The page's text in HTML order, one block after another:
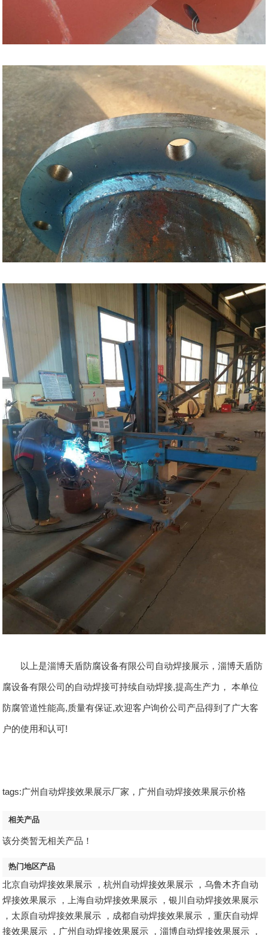
以上是淄博天盾防腐设备有限公司自动焊接展示，淄博天盾防
腐设备有限公司的自动焊接可持续自动焊接,提高生产力， 本单位
防腐管道性能高,质量有保证,欢迎客户询价公司产品得到了广大客
户的使用和认可!
tags:广州自动焊接效果展示厂家，广州自动焊接效果展示价格
相关产品
该分类暂无相关产品！
热门地区产品
北京自动焊接效果展示 ，杭州自动焊接效果展示 ，乌鲁木齐自动
焊接效果展示 ， 上海自动焊接效果展示 ，银川自动焊接效果展示
， 太原自动焊接效果展示 ， 成都自动焊接效果展示 ，重庆自动焊
接效果展示 ， 广州自动焊接效果展示 ，淄博自动焊接效果展示 ，